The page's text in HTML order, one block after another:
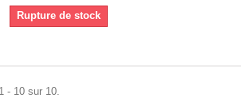
Rupture de stock
- 10 sur 10.